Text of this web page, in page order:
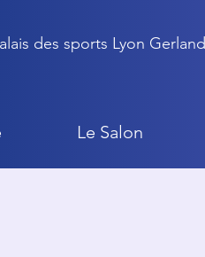
des sports Lyon Gerland
Le Salon